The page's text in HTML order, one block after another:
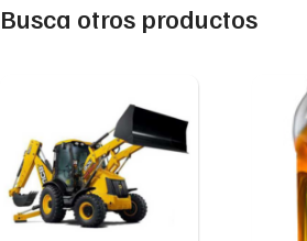
Busca otros productos